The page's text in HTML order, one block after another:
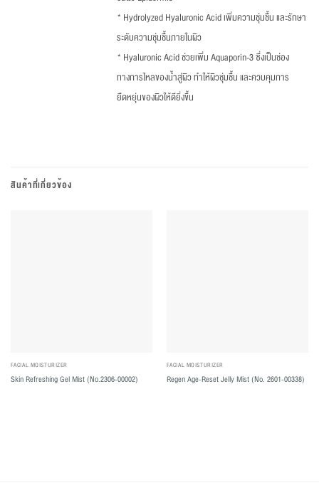
* Hydrolyzed Hyaluronic Acid เพิ่มความชุ่มชื้น และรักษา
ระดับความชุ่มชื้นภายในผิว
* Hyaluronic Acid ช่วยเพิ่ม Aquaporin-3 ซึ่งเป็นช่อง
ทางการไหลของน้ำสู่ผิว ทำให้ผิวชุ่มชื้น และควบคุมการ
ยืดหยุ่นของผิวให้ดียิ่งขึ้น
สินค้าที่เกี่ยวข้อง
FACIAL MOISTURIZER
Skin Refreshing Gel Mist (No.2306-00002)
FACIAL MOISTURIZER
Regen Age-Reset Jelly Mist (No. 2601-00338)